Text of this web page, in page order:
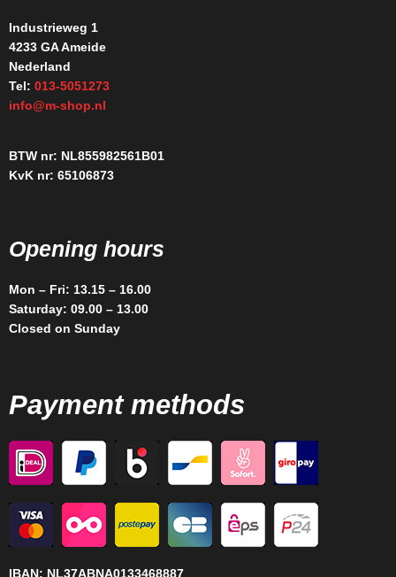
Industrieweg 1
4233 GA Ameide
Nederland
Tel: 013-5051273
info@m-shop.nl
BTW nr: NL855982561B01
KvK nr: 65106873
Opening hours
Mon – Fri: 13.15 – 16.00
Saturday: 09.00 – 13.00
Closed on Sunday
Payment methods
IBAN: NL37ABNA0133468887